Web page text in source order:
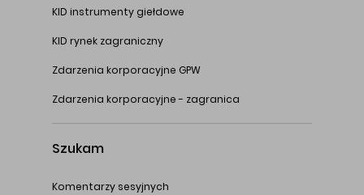
KID instrumenty giełdowe
KID rynek zagraniczny
Zdarzenia korporacyjne GPW
Zdarzenia korporacyjne - zagranica
Szukam
Komentarzy sesyjnych